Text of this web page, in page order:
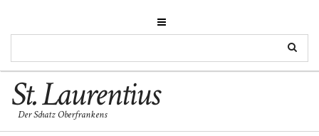
St. Laurentius
Der Schatz Oberfrankens